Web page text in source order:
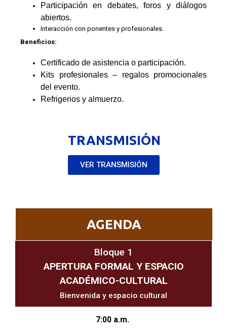
Participación en debates, foros y diálogos
abiertos.
Interacción con ponentes y profesionales.
Beneficios:
Certificado de asistencia o participación.
Kits profesionales – regalos promocionales
del evento.
Refrigerios y almuerzo.
TRANSMISIÓN
VER TRANSMISIÓN
AGENDA
Bloque 1
APERTURA FORMAL Y ESPACIO
ACADÉMICO-CULTURAL
Bienvenida y espacio cultural
7:00 a.m.